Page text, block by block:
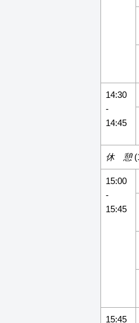
14:30
-
14:45
休 憩
15:00
-
15:45
15:45